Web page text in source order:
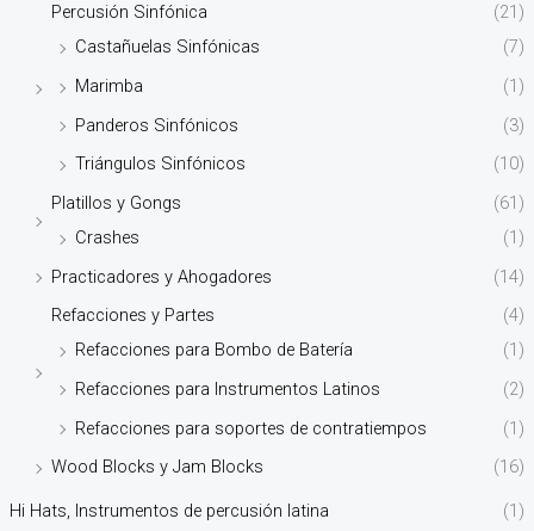
Percusión Sinfónica
(21)
Castañuelas Sinfónicas
(7)
Marimba
(1)
Panderos Sinfónicos
(3)
Triángulos Sinfónicos
(10)
Platillos y Gongs
(61)
Crashes
(1)
Practicadores y Ahogadores
(14)
Refacciones y Partes
(4)
Refacciones para Bombo de Batería
(1)
Refacciones para Instrumentos Latinos
(2)
Refacciones para soportes de contratiempos
(1)
Wood Blocks y Jam Blocks
(16)
Hi Hats, Instrumentos de percusión latina (1)